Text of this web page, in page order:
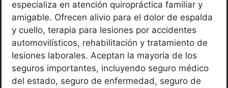
especializa en atención quiropráctica familiar y
amigable. Ofrecen alivio para el dolor de espalda
y cuello, terapia para lesiones por accidentes
automovilísticos, rehabilitación y tratamiento de
lesiones laborales. Aceptan la mayoría de los
seguros importantes, incluyendo seguro médico
del estado, seguro de enfermedad, seguro de